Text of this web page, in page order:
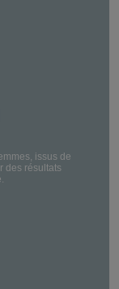
issus de
des résultats